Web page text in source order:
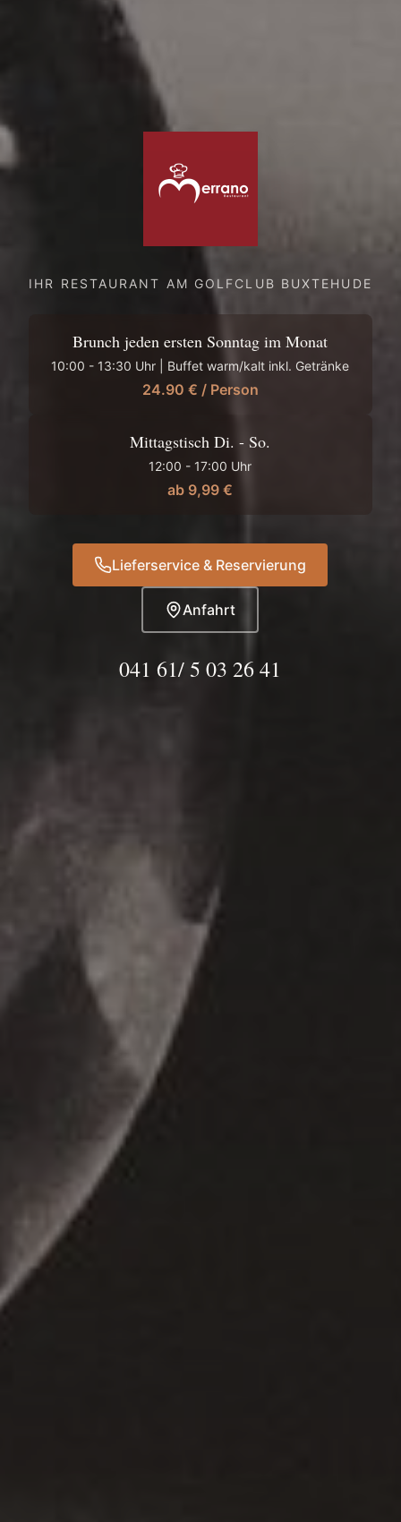
IHR RESTAURANT AM GOLFCLUB BUXTEHUDE
Brunch jeden ersten Sonntag im Monat
10:00 - 13:30 Uhr | Buffet warm/kalt inkl. Getränke
24.90 € / Person
Mittagstisch Di. - So.
12:00 - 17:00 Uhr
ab 9,99 €
Lieferservice & Reservierung
Anfahrt
041 61/ 5 03 26 41